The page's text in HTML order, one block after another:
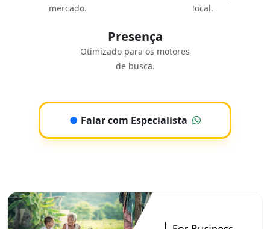
mercado.
local.
Presença
Otimizado para os motores
de busca.
● Falar com Especialista